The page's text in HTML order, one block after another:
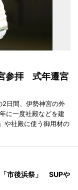
参拝 式年遷宮
2日間、伊勢神宮の外
に一度社殿などを建
や社殿に使う御用材の
市後浜祭」 SUPや